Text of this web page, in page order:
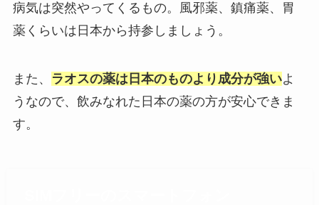
病気は突然やってくるもの。風邪薬、鎮痛薬、胃
薬くらいは日本から持参しましょう。
また、 ラオスの薬は日本のものより成分が強いよ
うなので、飲みなれた日本の薬の方が安心できま
す。